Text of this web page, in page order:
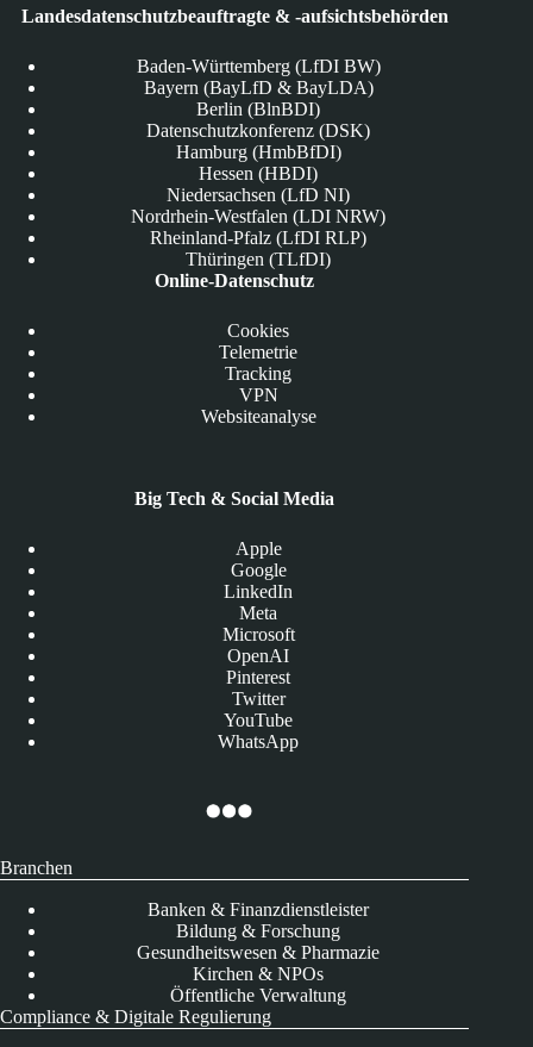
Landesdatenschutzbeauftragte & -aufsichtsbehörden
Baden-Württemberg (LfDI BW)
Bayern (BayLfD & BayLDA)
Berlin (BlnBDI)
Datenschutzkonferenz (DSK)
Hamburg (HmbBfDI)
Hessen (HBDI)
Niedersachsen (LfD NI)
Nordrhein-Westfalen (LDI NRW)
Rheinland-Pfalz (LfDI RLP)
Thüringen (TLfDI)
Online-Datenschutz
Cookies
Telemetrie
Tracking
VPN
Websiteanalyse
Big Tech & Social Media
Apple
Google
LinkedIn
Meta
Microsoft
OpenAI
Pinterest
Twitter
YouTube
WhatsApp
Branchen
Banken & Finanzdienstleister
Bildung & Forschung
Gesundheitswesen & Pharmazie
Kirchen & NPOs
Öffentliche Verwaltung
Compliance & Digitale Regulierung